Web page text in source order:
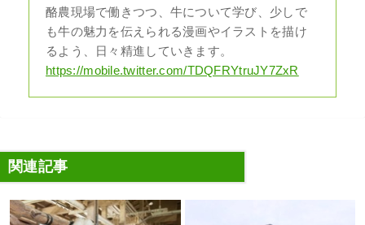
酪農現場で働きつつ、牛について学び、少しで
も牛の魅力を伝えられる漫画やイラストを描け
るよう、日々精進していきます。
https://mobile.twitter.com/TDQFRYtruJY7ZxR
関連記事